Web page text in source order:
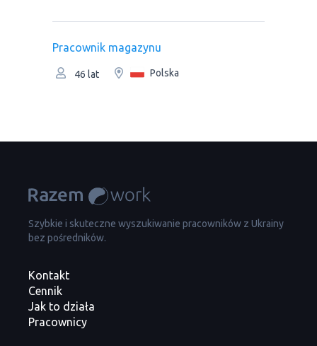
Рracownik magazynu
46 lat Polska
Szybkie i skuteczne wyszukiwanie pracowników z Ukrainy
bez pośredników.
Kontakt
Cennik
Jak to działa
Pracownicy